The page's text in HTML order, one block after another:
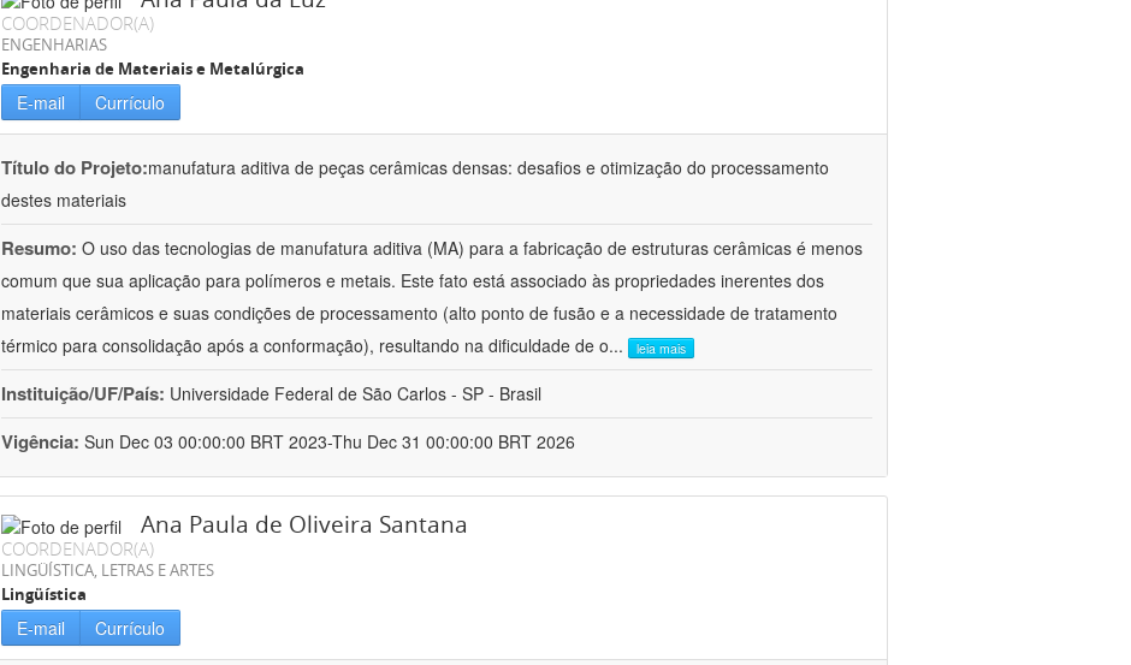
COORDENADOR(A)
ENGENHARIAS
Engenharia de Materiais e Metalúrgica
E-mail Currículo
Título do Projeto:manufatura aditiva de peças cerâmicas densas: desafios e otimização do processamento
destes materiais
Resumo: O uso das tecnologias de manufatura aditiva (MA) para a fabricação de estruturas cerâmicas é menos
comum que sua aplicação para polímeros e metais. Este fato está associado às propriedades inerentes dos
materiais cerâmicos e suas condições de processamento (alto ponto de fusão e a necessidade de tratamento
térmico para consolidação após a conformação), resultando na dificuldade de o... leia mais
Instituição/UF/País: Universidade Federal de São Carlos - SP - Brasil
Vigência: Sun Dec 03 00:00:00 BRT 2023-Thu Dec 31 00:00:00 BRT 2026
Ana Paula de Oliveira Santana
COORDENADOR(A)
LINGÜÍSTICA, LETRAS E ARTES
Lingüística
E-mail Currículo